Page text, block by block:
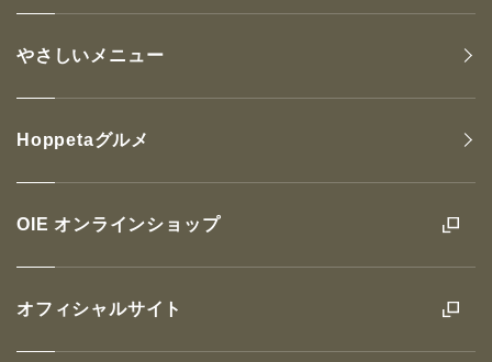
OIE オンラインショップ
オフィシャルサイト
やさしいメニュー
Hoppetaグルメ